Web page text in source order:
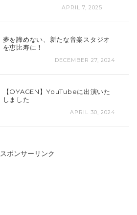
APRIL 7, 2025
夢を諦めない、新たな音楽スタジオ
を恵比寿に！
DECEMBER 27, 2024
【OYAGEN】YouTubeに出演いた
しました
APRIL 30, 2024
スポンサーリンク